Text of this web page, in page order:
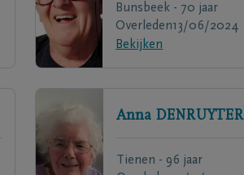
Bunsbeek - 70 jaar
Overleden13/06/2024
Bekijken
Anna DENRUYTER
Tienen - 96 jaar